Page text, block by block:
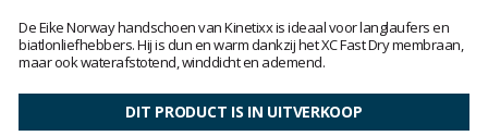
van
klanten
:
5
op
De Eike Norway handschoen van Kinetixx is ideaal voor langlaufers en
biatlonliefhebbers. Hij is dun en warm dankzij het XC Fast Dry membraan,
maar ook waterafstotend, winddicht en ademend.
DIT PRODUCT IS IN UITVERKOOP